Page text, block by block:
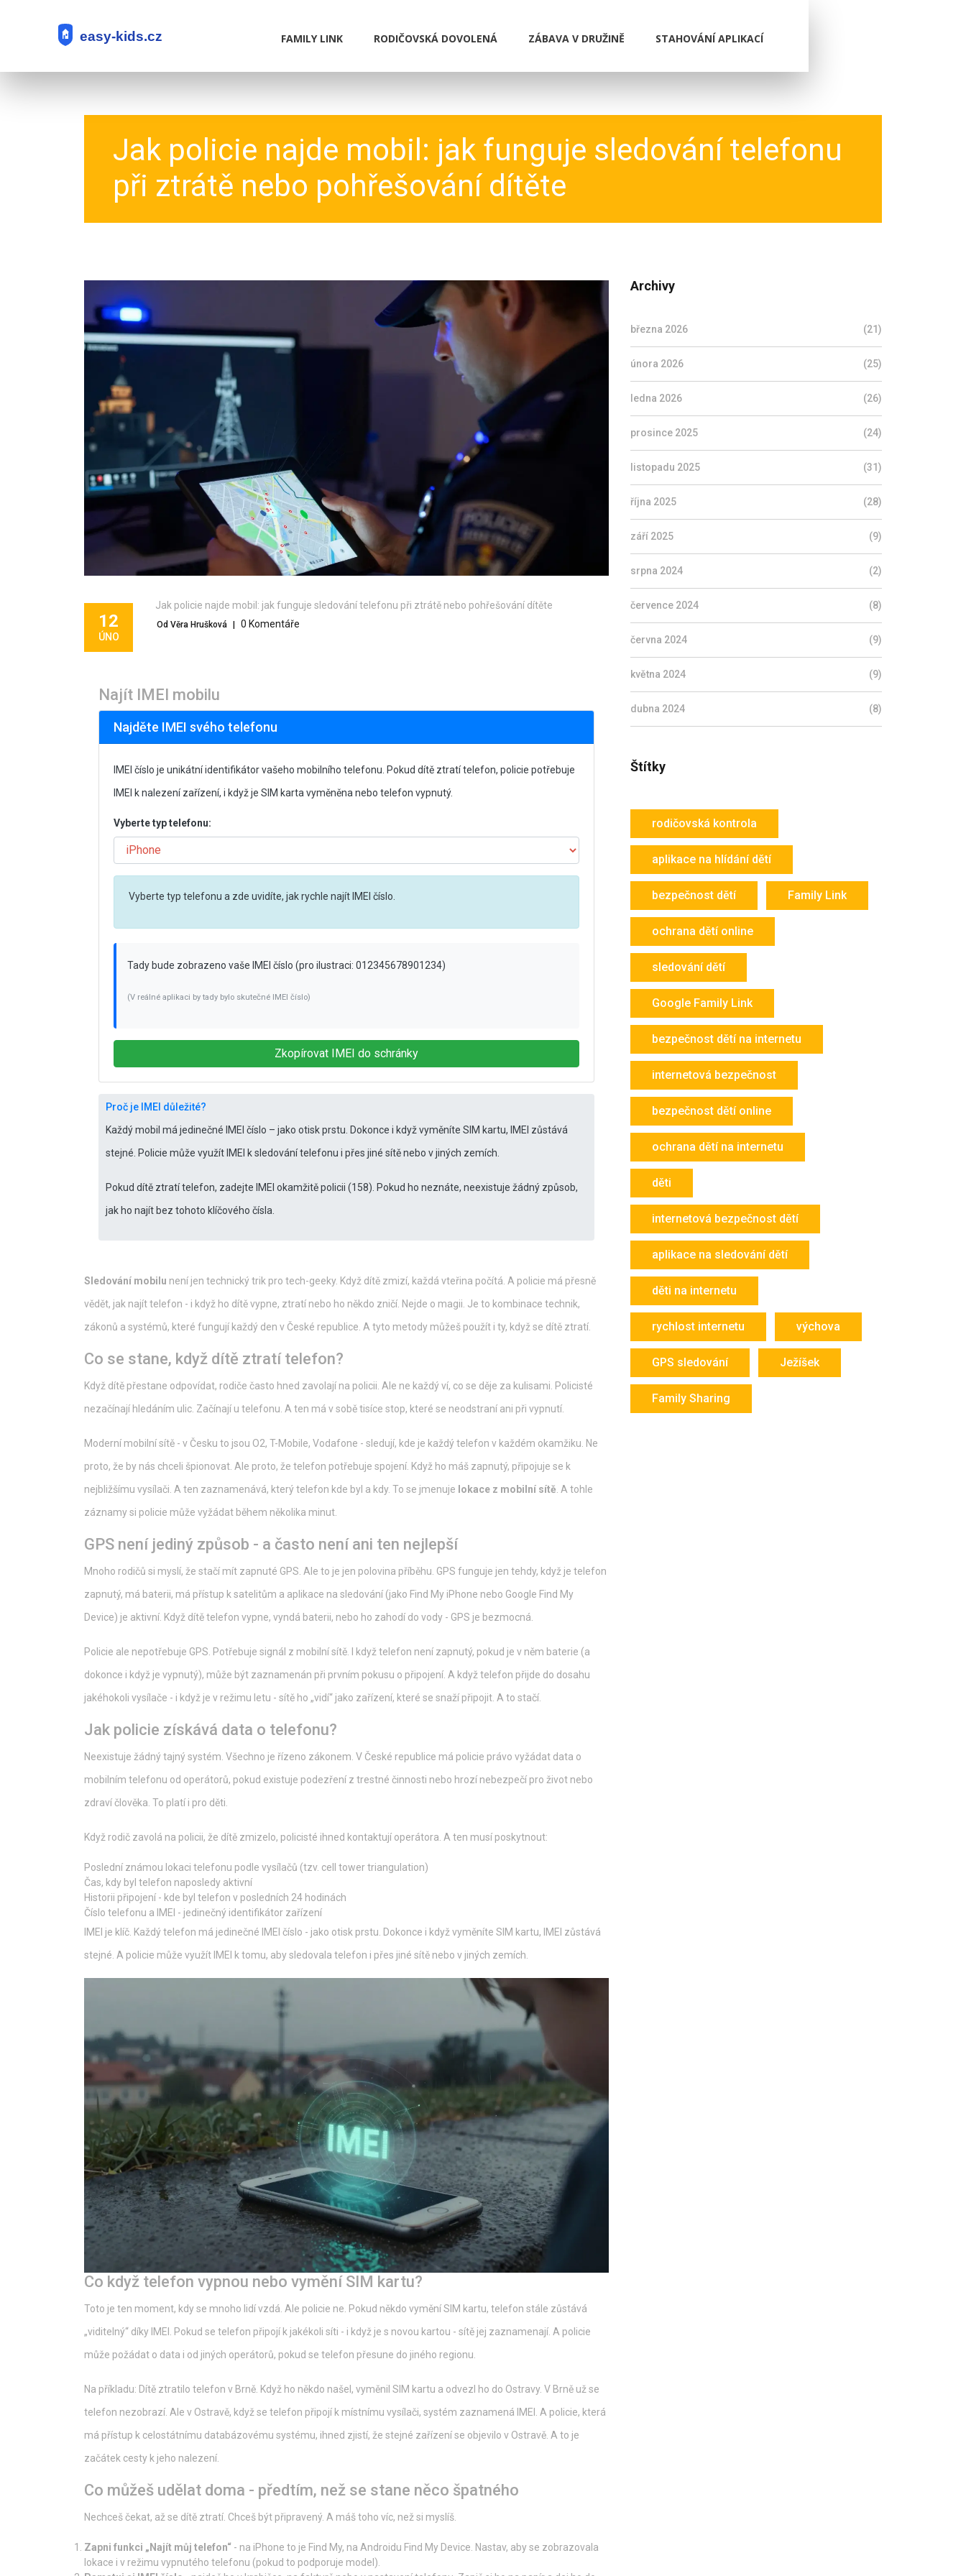
FAMILY LINK RODIČOVSKÁ DOVOLENÁ ZÁBAVA V DRUŽINĚ STAHOVÁNÍ APLIKACÍ
Jak policie najde mobil: jak funguje sledování telefonu
při ztrátě nebo pohřešování dítěte
12
ÚNO
Jak policie najde mobil: jak funguje sledování telefonu při ztrátě nebo pohřešování dítěte
Od Věra Hrušková | 0 Komentáře
Najít IMEI mobilu
Najděte IMEI svého telefonu
IMEI číslo je unikátní identifikátor vašeho mobilního telefonu. Pokud dítě ztratí telefon, policie potřebuje
IMEI k nalezení zařízení, i když je SIM karta vyměněna nebo telefon vypnutý.
Vyberte typ telefonu:
Vyberte typ telefonu a zde uvidíte, jak rychle najít IMEI číslo.
Tady bude zobrazeno vaše IMEI číslo (pro ilustraci: 012345678901234)
(V reálné aplikaci by tady bylo skutečné IMEI číslo)
Zkopírovat IMEI do schránky
Proč je IMEI důležité?
Každý mobil má jedinečné IMEI číslo – jako otisk prstu. Dokonce i když vyměníte SIM kartu, IMEI zůstává
stejné. Policie může využít IMEI k sledování telefonu i přes jiné sítě nebo v jiných zemích.
Pokud dítě ztratí telefon, zadejte IMEI okamžitě policii (158). Pokud ho neznáte, neexistuje žádný způsob,
jak ho najít bez tohoto klíčového čísla.
Sledování mobilu není jen technický trik pro tech-geeky. Když dítě zmizí, každá vteřina počítá. A policie má přesně
vědět, jak najít telefon - i když ho dítě vypne, ztratí nebo ho někdo zničí. Nejde o magii. Je to kombinace technik,
zákonů a systémů, které fungují každý den v České republice. A tyto metody můžeš použít i ty, když se dítě ztratí.
Co se stane, když dítě ztratí telefon?
Když dítě přestane odpovídat, rodiče často hned zavolají na policii. Ale ne každý ví, co se děje za kulisami. Policisté
nezačínají hledáním ulic. Začínají u telefonu. A ten má v sobě tisíce stop, které se neodstraní ani při vypnutí.
Moderní mobilní sítě - v Česku to jsou O2, T-Mobile, Vodafone - sledují, kde je každý telefon v každém okamžiku. Ne
proto, že by nás chceli špionovat. Ale proto, že telefon potřebuje spojení. Když ho máš zapnutý, připojuje se k
nejbližšímu vysílači. A ten zaznamenává, který telefon kde byl a kdy. To se jmenuje lokace z mobilní sítě . A tohle
záznamy si policie může vyžádat během několika minut.
GPS není jediný způsob - a často není ani ten nejlepší
Mnoho rodičů si myslí, že stačí mít zapnuté GPS. Ale to je jen polovina příběhu. GPS funguje jen tehdy, když je telefon
zapnutý, má baterii, má přístup k satelitům a aplikace na sledování (jako Find My iPhone nebo Google Find My
Device) je aktivní. Když dítě telefon vypne, vyndá baterii, nebo ho zahodí do vody - GPS je bezmocná.
Policie ale nepotřebuje GPS. Potřebuje signál z mobilní sítě. I když telefon není zapnutý, pokud je v něm baterie (a
dokonce i když je vypnutý), může být zaznamenán při prvním pokusu o připojení. A když telefon přijde do dosahu
jakéhokoli vysílače - i když je v režimu letu - sítě ho „vidí“ jako zařízení, které se snaží připojit. A to stačí.
Jak policie získává data o telefonu?
Neexistuje žádný tajný systém. Všechno je řízeno zákonem. V České republice má policie právo vyžádat data o
mobilním telefonu od operátorů, pokud existuje podezření z trestné činnosti nebo hrozí nebezpečí pro život nebo
zdraví člověka. To platí i pro děti.
Když rodič zavolá na policii, že dítě zmizelo, policisté ihned kontaktují operátora. A ten musí poskytnout:
Poslední známou lokaci telefonu podle vysílačů (tzv. cell tower triangulation)
Čas, kdy byl telefon naposledy aktivní
Historii připojení - kde byl telefon v posledních 24 hodinách
Číslo telefonu a IMEI - jedinečný identifikátor zařízení
IMEI je klíč. Každý telefon má jedinečné IMEI číslo - jako otisk prstu. Dokonce i když vyměníte SIM kartu, IMEI zůstává
stejné. A policie může využít IMEI k tomu, aby sledovala telefon i přes jiné sítě nebo v jiných zemích.
Co když telefon vypnou nebo vymění SIM kartu?
Toto je ten moment, kdy se mnoho lidí vzdá. Ale policie ne. Pokud někdo vymění SIM kartu, telefon stále zůstává
„viditelný“ díky IMEI. Pokud se telefon připojí k jakékoli síti - i když je s novou kartou - sítě jej zaznamenají. A policie
může požádat o data i od jiných operátorů, pokud se telefon přesune do jiného regionu.
Na příkladu: Dítě ztratilo telefon v Brně. Když ho někdo našel, vyměnil SIM kartu a odvezl ho do Ostravy. V Brně už se
telefon nezobrazí. Ale v Ostravě, když se telefon připojí k místnímu vysílači, systém zaznamená IMEI. A policie, která
má přístup k celostátnímu databázovému systému, ihned zjistí, že stejné zařízení se objevilo v Ostravě. A to je
začátek cesty k jeho nalezení.
Co můžeš udělat doma - předtím, než se stane něco špatného
Nechceš čekat, až se dítě ztratí. Chceš být připravený. A máš toho víc, než si myslíš.
Zapni funkci „Najít můj telefon“ - na iPhone to je Find My, na Androidu Find My Device. Nastav, aby se zobrazovala
lokace i v režimu vypnutého telefonu (pokud to podporuje model).
Archivy
března 2026 (21)
února 2026 (25)
ledna 2026 (26)
prosince 2025 (24)
listopadu 2025 (31)
října 2025 (28)
září 2025 (9)
srpna 2024 (2)
července 2024 (8)
června 2024 (9)
května 2024 (9)
dubna 2024 (8)
Štítky
rodičovská kontrola
aplikace na hlídání dětí
bezpečnost dětí Family Link
ochrana dětí online
sledování dětí
Google Family Link
bezpečnost dětí na internetu
internetová bezpečnost
bezpečnost dětí online
ochrana dětí na internetu
děti
internetová bezpečnost dětí
aplikace na sledování dětí
děti na internetu
rychlost internetu výchova
GPS sledování Ježíšek
Family Sharing